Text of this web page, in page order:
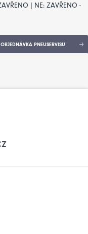
| NE: ZAVŘENO -
OBJEDNÁVKA PNEUSERVISU